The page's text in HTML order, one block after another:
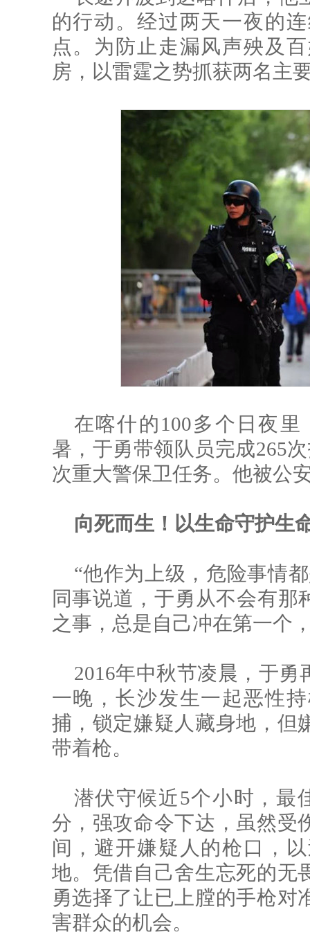
的行动。经过两天一夜的
点。为防止走漏风声殃及
房，以雷霆之势抓获两名主
在喀什的100多个日夜
暑，于勇带领队员完成265
次重大警保卫任务。他被公
向死而生！以生命守护生
“他作为上级，危险事情
同事说道，于勇从不会有那
之事，总是自己冲在第一个
2016年中秋节凌晨，于
一晚，长沙发生一起恶性
捕，锁定嫌疑人藏身地，但
带着枪。
潜伏守候近5个小时，最
分，强攻命令下达，虽然受
间，避开嫌疑人的枪口，
地。凭借自己舍生忘死的无
勇选择了让已上膛的手枪对
害群众的机会。